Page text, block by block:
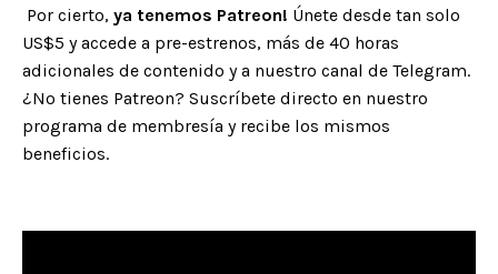
Por cierto, ya tenemos Patreon! Únete desde tan solo
US$5 y accede a pre-estrenos, más de 40 horas
adicionales de contenido y a nuestro canal de Telegram.
¿No tienes Patreon? Suscríbete directo en nuestro
programa de membresía y recibe los mismos
beneficios.